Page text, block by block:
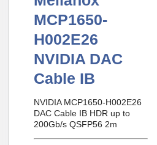
MCP1650-
H002E26
NVIDIA DAC
Cable IB
NVIDIA MCP1650-H002E26
DAC Cable IB HDR up to
200Gb/s QSFP56 2m